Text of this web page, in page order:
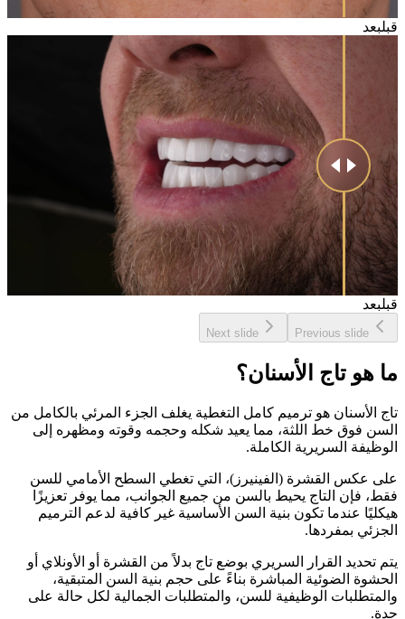
قبلبعد
قبلبعد
Previous slide
Next slide
ما هو تاج الأسنان؟
تاج الأسنان هو ترميم كامل التغطية يغلف الجزء المرئي بالكامل من
السن فوق خط اللثة، مما يعيد شكله وحجمه وقوته ومظهره إلى
الوظيفة السريرية الكاملة.
على عكس القشرة (الفينيرز)، التي تغطي السطح الأمامي للسن
فقط، فإن التاج يحيط بالسن من جميع الجوانب، مما يوفر تعزيزًا
هيكليًا عندما تكون بنية السن الأساسية غير كافية لدعم الترميم
الجزئي بمفردها.
يتم تحديد القرار السريري بوضع تاج بدلاً من القشرة أو الأونلاي أو
الحشوة الضوئية المباشرة بناءً على حجم بنية السن المتبقية،
والمتطلبات الوظيفية للسن، والمتطلبات الجمالية لكل حالة على
حدة.